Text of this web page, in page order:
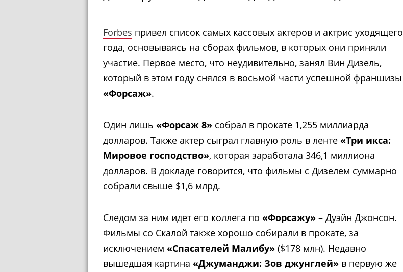
Forbes привел список самых кассовых актеров и актрис уходящего
года, основываясь на сборах фильмов, в которых они приняли
участие. Первое место, что неудивительно, занял Вин Дизель,
который в этом году снялся в восьмой части успешной франшизы
«Форсаж».
Один лишь «Форсаж 8» собрал в прокате 1,255 миллиарда
долларов. Также актер сыграл главную роль в ленте «Три икса:
Мировое господство», которая заработала 346,1 миллиона
долларов. В докладе говорится, что фильмы с Дизелем суммарно
собрали свыше $1,6 млрд.
Следом за ним идет его коллега по «Форсажу» – Дуэйн Джонсон.
Фильмы со Скалой также хорошо собирали в прокате, за
исключением «Спасателей Малибу» ($178 млн). Недавно
вышедшая картина «Джуманджи: Зов джунглей» в первую же